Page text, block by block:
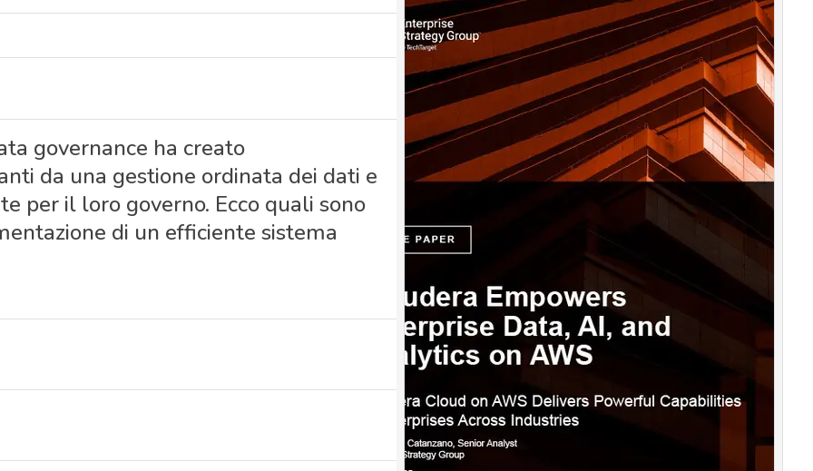
governance ha creato
da una gestione ordinata dei dati e
per il loro governo. Ecco quali sono
di un efficiente sistema